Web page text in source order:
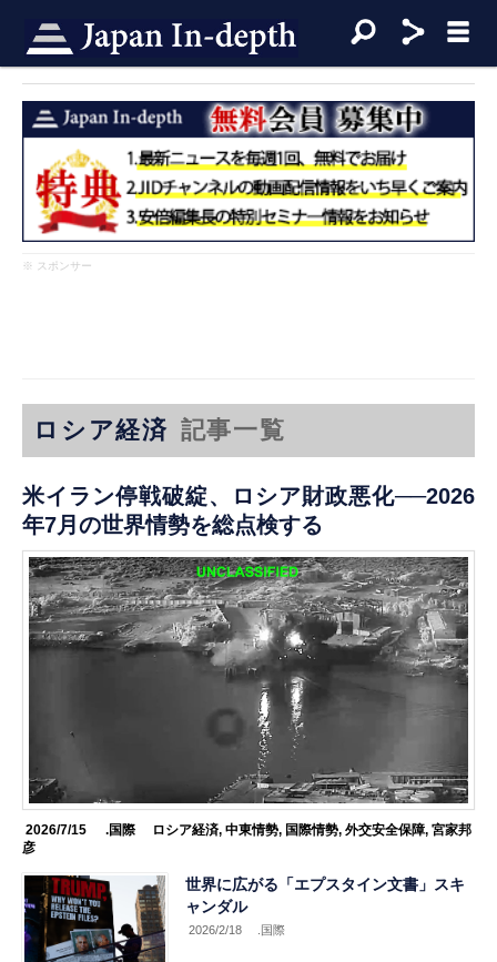
※ スポンサー
ロシア経済 記事一覧
米イラン停戦破綻、ロシア財政悪化──2026
年7月の世界情勢を総点検する
2026/7/15 .国際 ロシア経済, 中東情勢, 国際情勢, 外交安全保障, 宮家邦
彦
世界に広がる「エプスタイン文書」スキ
ャンダル
2026/2/18 .国際